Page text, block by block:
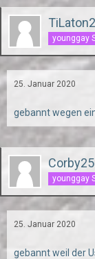
TiLaton2
younggay
25. Januar 2020
gebannt wegen
younggay
25. Januar 2020
gebannt weil der